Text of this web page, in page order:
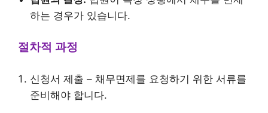
하는 경우가 있습니다.
절차적 과정
신청서 제출 – 채무면제를 요청하기 위한 서류를
준비해야 합니다.